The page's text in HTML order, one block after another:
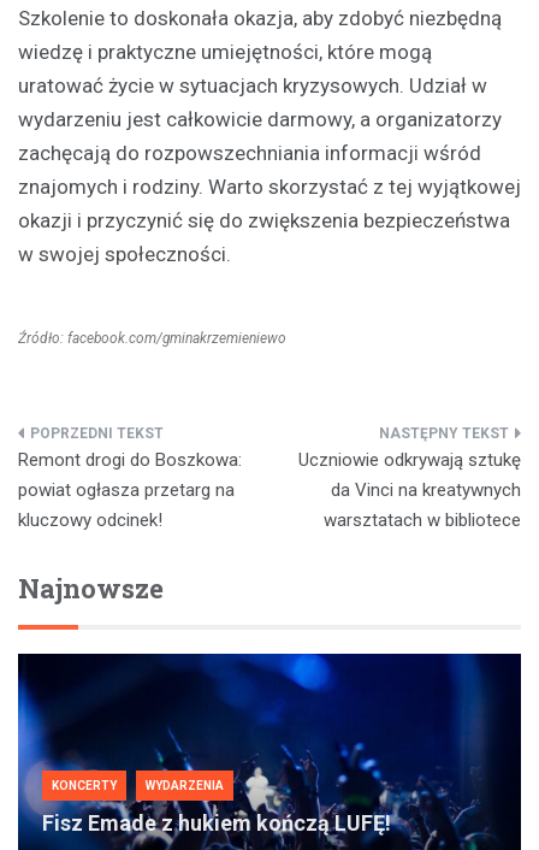
Szkolenie to doskonała okazja, aby zdobyć niezbędną
wiedzę i praktyczne umiejętności, które mogą
uratować życie w sytuacjach kryzysowych. Udział w
wydarzeniu jest całkowicie darmowy, a organizatorzy
zachęcają do rozpowszechniania informacji wśród
znajomych i rodziny. Warto skorzystać z tej wyjątkowej
okazji i przyczynić się do zwiększenia bezpieczeństwa
w swojej społeczności.
Źródło: facebook.com/gminakrzemieniewo
Nawigacja
wpisu
Remont drogi do Boszkowa:
powiat ogłasza przetarg na
kluczowy odcinek!
Uczniowie odkrywają sztukę
da Vinci na kreatywnych
warsztatach w bibliotece
Najnowsze
KONCERTY WYDARZENIA
Fisz Emade z hukiem kończą LUFĘ!